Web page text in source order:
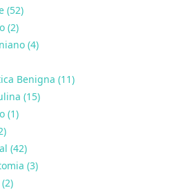
(52)
(2)
(4)
Benigna (11)
(15)
(1)
(42)
(3)